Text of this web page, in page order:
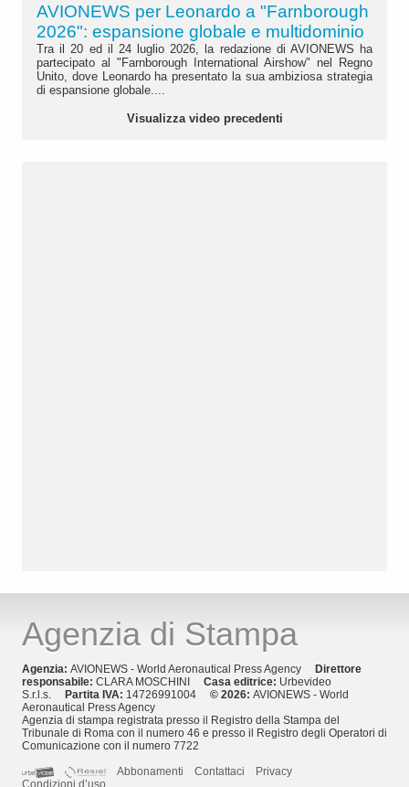
AVIONEWS per Leonardo a "Farnborough
2026": espansione globale e multidominio
Tra il 20 ed il 24 luglio 2026, la redazione di AVIONEWS ha
partecipato al "Farnborough International Airshow" nel Regno
Unito, dove Leonardo ha presentato la sua ambiziosa strategia
di espansione globale....
Visualizza video precedenti
Agenzia di Stampa
Agenzia: AVIONEWS - World Aeronautical Press Agency
Direttore
responsabile: CLARA MOSCHINI Casa editrice: Urbevideo
S.r.l.s.
Partita IVA: 14726991004 © 2026: AVIONEWS - World
Aeronautical Press Agency
Agenzia di stampa registrata presso il Registro della Stampa del
Tribunale di Roma con il numero 46 e presso il Registro degli Operatori di
Comunicazione con il numero 7722
Abbonamenti
Contattaci
Privacy